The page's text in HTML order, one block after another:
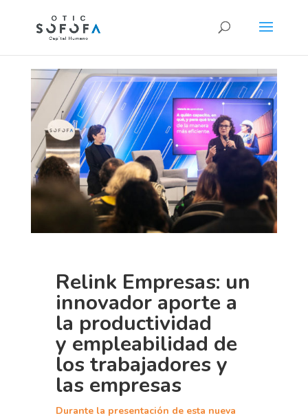
Relink Empresas: un
innovador aporte a
la productividad
y empleabilidad de
los trabajadores y
las empresas
Durante la presentación de esta nueva